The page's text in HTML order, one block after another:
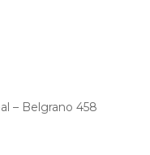
– Belgrano 458